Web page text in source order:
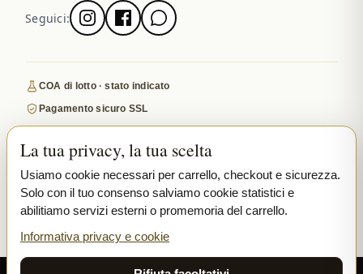
Seguici:
COA di lotto · stato indicato
Pagamento sicuro SSL
Indoor premium · COA dove pubblicati
Recensito su Google
PAGAMENTI SICURI VISA MASTERCARD
₿ BITCOIN
La tua privacy, la tua scelta
Usiamo cookie necessari per carrello, checkout e sicurezza.
Solo con il tuo consenso salviamo cookie statistici e
abilitiamo servizi esterni o promemoria del carrello.
Informativa privacy e cookie